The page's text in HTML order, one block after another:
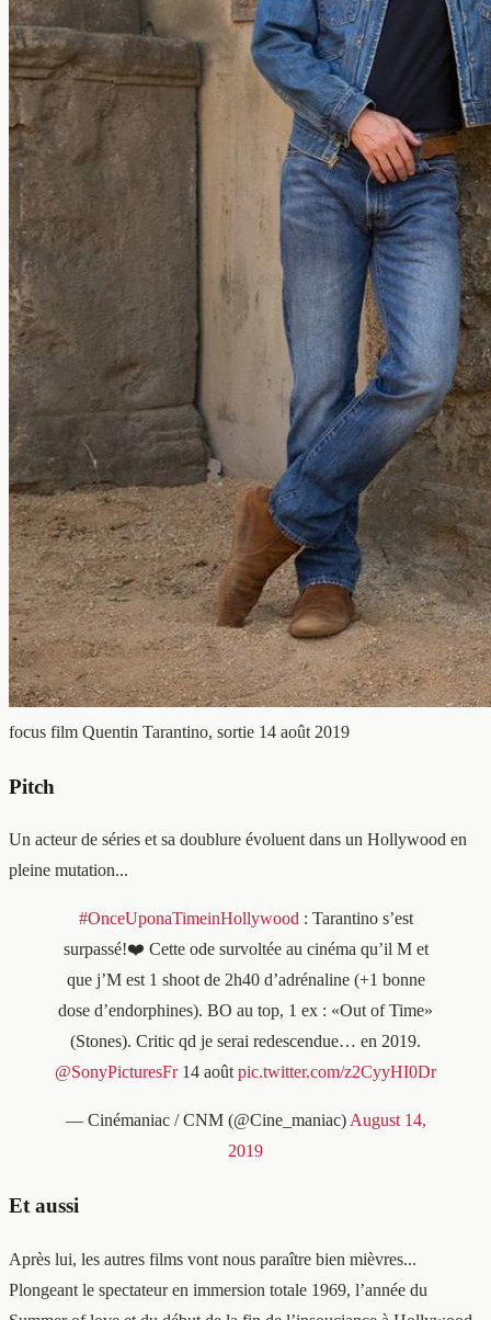
focus film Quentin Tarantino, sortie 14 août 2019
Pitch
Un acteur de séries et sa doublure évoluent dans un Hollywood en
pleine mutation...
#OnceUponaTimeinHollywood: Tarantino s’est
surpassé!❤️ Cette ode survoltée au cinéma qu’il M et
que j’M est 1 shoot de 2h40 d’adrénaline (+1 bonne
dose d’endorphines). BO au top, 1 ex : «Out of Time»
(Stones). Critic qd je serai redescendue… en 2019.
@SonyPicturesFr14 aoûtpic.twitter.com/z2CyyHI0Dr
— Cinémaniac / CNM (@Cine_maniac)August 14,
2019
Et aussi
Après lui, les autres films vont nous paraître bien mièvres...
Plongeant le spectateur en immersion totale 1969, l’année du